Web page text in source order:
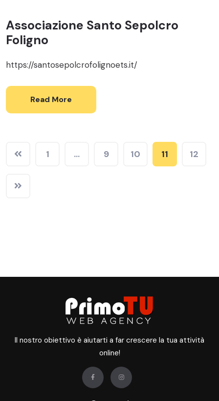
Associazione Santo Sepolcro
Foligno
https://santosepolcrofolignoets.it/
Read More
1 … 9 10 11 12
Il nostro obiettivo è aiutarti a far crescere la tua attività
online!